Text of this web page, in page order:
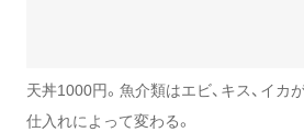
天丼1000円。魚介類はエビ、キス、イカ
仕入れによって変わる。